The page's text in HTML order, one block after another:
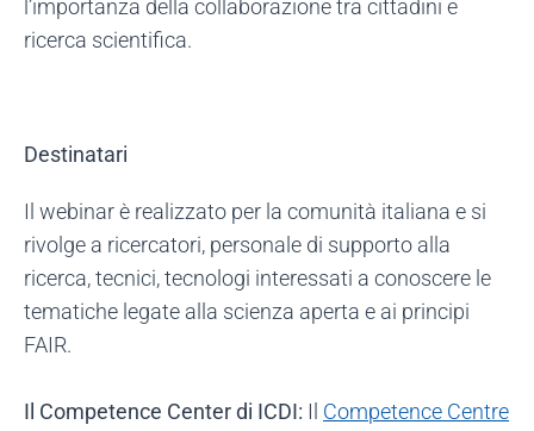
l’importanza della collaborazione tra cittadini e
ricerca scientifica.
Destinatari
Il webinar è realizzato per la comunità italiana e si
rivolge a ricercatori, personale di supporto alla
ricerca, tecnici, tecnologi interessati a conoscere le
tematiche legate alla scienza aperta e ai principi
FAIR.
Il Competence Center di ICDI: Il Competence Centre